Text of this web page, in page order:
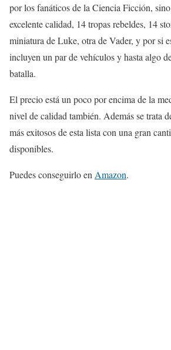
por los fanáticos de la Ciencia Ficción,
excelente calidad, 14 tropas rebeldes, 14
miniatura de Luke, otra de Vader, y por si
incluyen un par de vehículos y hasta algo
batalla.
El precio está un poco por encima de la
nivel de calidad también. Además se trata
más exitosos de esta lista con una gran
disponibles.
Puedes conseguirlo en Amazon.